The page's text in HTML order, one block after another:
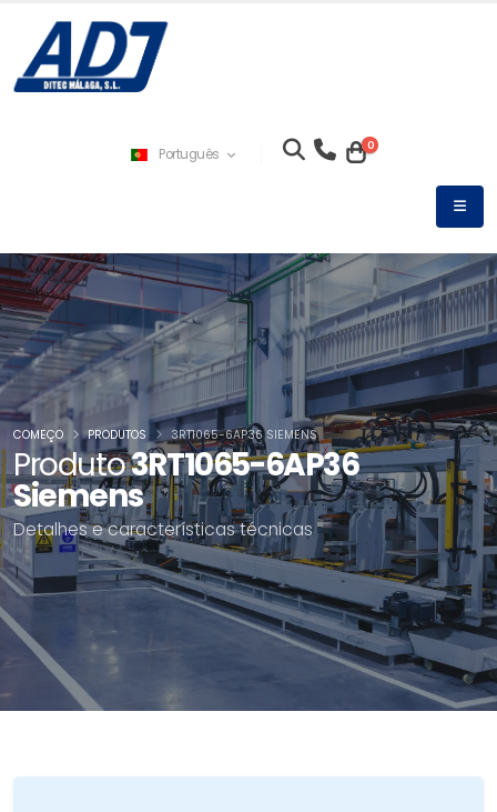
Português 0
Produto3RT1065-6AP36
Siemens
Detalhes e características técnicas
COMEÇO PRODUTOS 3RT1065-6AP36 SIEMENS